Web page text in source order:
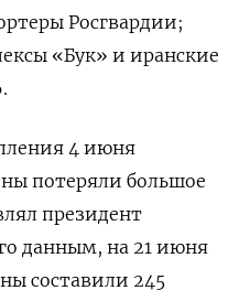
Росгвардии;
«Бук» и иранские
4 июня
потеряли большое
президент
данным, на 21 июня
составили 245